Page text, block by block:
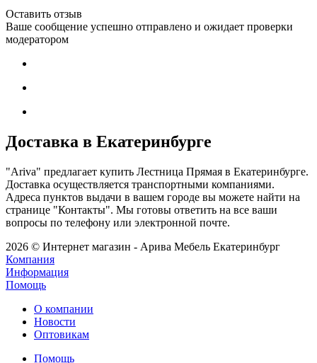
Оставить отзыв
Ваше сообщение успешно отправлено и ожидает проверки
модератором
Доставка в Екатеринбурге
"Ariva" предлагает купить Лестница Прямая в Екатеринбурге.
Доставка осуществляется транспортными компаниями.
Адреса пунктов выдачи в вашем городе вы можете найти на
странице "Контакты". Мы готовы ответить на все ваши
вопросы по телефону или электронной почте.
2026 © Интернет магазин - Арива Мебель Екатеринбург
Компания
Информация
Помощь
О компании
Новости
Оптовикам
Помощь